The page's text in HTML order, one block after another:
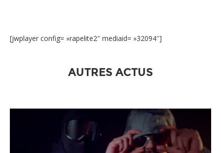
[jwplayer config= »rapelite2″ mediaid= »32094″]
AUTRES ACTUS